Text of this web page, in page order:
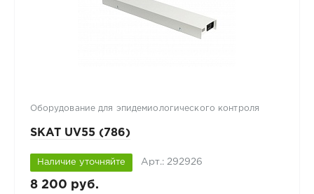
Оборудование для эпидемиологического контроля
SKAT UV55 (786)
Наличие уточняйте Арт.: 292926
8 200 руб.